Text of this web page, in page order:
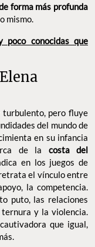
forma más profunda
mismo.
poco conocidas que
turbulento, pero fluye
del mundo de
en su infancia
de la costa del
en los juegos de
el vínculo entre
la competencia.
puto, las relaciones
y la violencia.
que igual,